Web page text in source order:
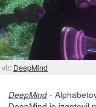
vir: DeepMind
DeepMind-